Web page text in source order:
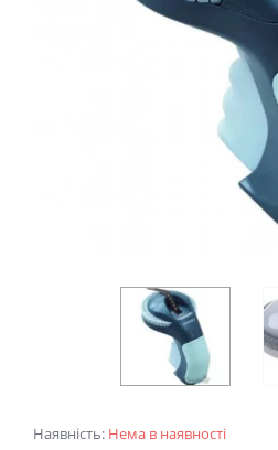
Наявність: Нема в наявності